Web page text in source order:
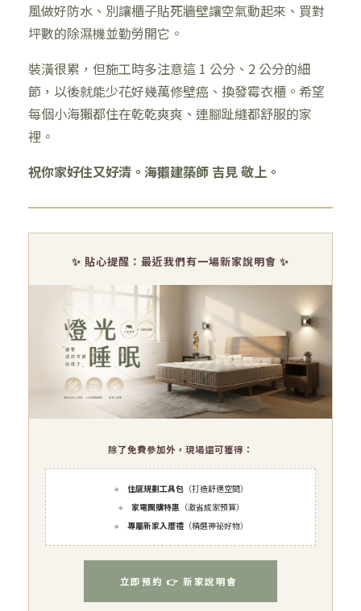
風做好防水、別讓櫃子貼死牆壁讓空氣動起來、買對
坪數的除濕機並勤勞開它。
裝潢很累，但施工時多注意這 1 公分、2 公分的細
節，以後就能少花好幾萬修壁癌、換發霉衣櫃。希望
每個小海獺都住在乾乾爽爽、連腳趾縫都舒服的家
裡。
祝你家好住又好清。海獺建築師 吉見 敬上。
✨ 貼心提醒：最近我們有一場新家說明會 ✨
除了免費參加外，現場還可獲得：
🔸 住感規劃工具包 （打造舒適空間）
🔸
家電團購特惠 （激省成家預算）
🔸
專屬新家入厝禮 （精選神祕好物）
立即預約 👉 新家說明會